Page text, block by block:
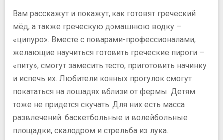
Вам расскажут и покажут, как готовят греческий
мёд, а также греческую домашнюю водку –
«ципуро». Вместе с поварами-профессионалами,
желающие научиться готовить греческие пироги –
«питу», смогут замесить тесто, приготовить начинку
и испечь их. Любители конных прогулок смогут
покататься на лошадях вблизи от фермы. Детям
тоже не придется скучать. Для них есть масса
развлечений: баскетбольные и волейбольные
площадки, скалодром и стрельба из лука.